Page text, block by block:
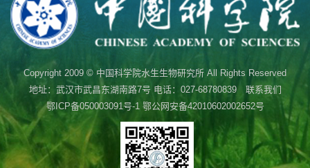
Copyright 2009 © 中国科学院水生生物研究所 All Rights Reserved
地址：武汉市武昌东湖南路7号 电话：027-68780839 联系我们
鄂ICP备050003091号-1鄂公网安备42010602002652号